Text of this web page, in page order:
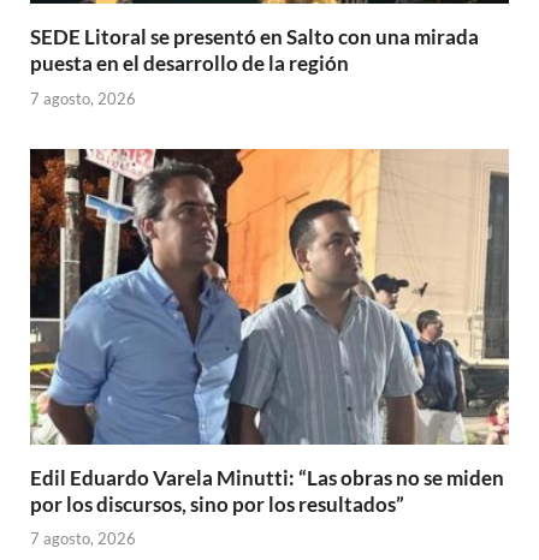
SEDE Litoral se presentó en Salto con una mirada
puesta en el desarrollo de la región
7 agosto, 2026
Edil Eduardo Varela Minutti: “Las obras no se miden
por los discursos, sino por los resultados”
7 agosto, 2026